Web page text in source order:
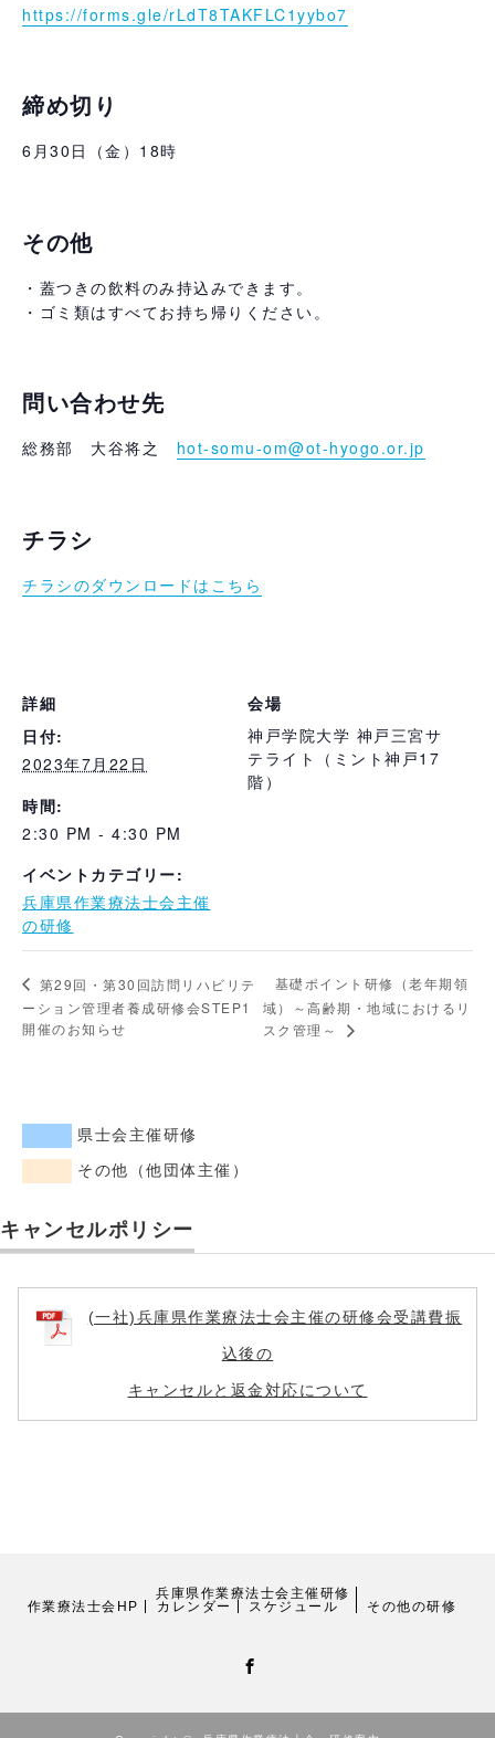
https://forms.gle/rLdT8TAKFLC1yybo7
締め切り
6月30日（金）18時
その他
・蓋つきの飲料のみ持込みできます。
・ゴミ類はすべてお持ち帰りください。
問い合わせ先
総務部 大谷将之 hot-somu-om@ot-hyogo.or.jp
チラシ
チラシのダウンロードはこちら
詳細
日付:
2023年7月22日
時間:
2:30 PM - 4:30 PM
イベントカテゴリー:
兵庫県作業療法士会主催
の研修
会場
神戸学院大学 神戸三宮サ
テライト（ミント神戸17
階）
第29回・第30回訪問リハビリテ
ーション管理者養成研修会STEP1
開催のお知らせ
基礎ポイント研修（老年期領
域）～高齢期・地域におけるリ
スク管理～
県士会主催研修
その他（他団体主催）
キャンセルポリシー
(一社)兵庫県作業療法士会主催の研修会受講費振
込後の
キャンセルと返金対応について
作業療法士会HP
兵庫県作業療法士会主催研修
カレンダー
スケジュール その他の研修